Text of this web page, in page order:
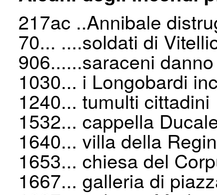
217ac ..Annibale
70... ....soldati di
906......saraceni
1030... i Longobardi
1240... tumulti cittadini
1532... cappella
1640... villa della
1653... chiesa del
1667... galleria di